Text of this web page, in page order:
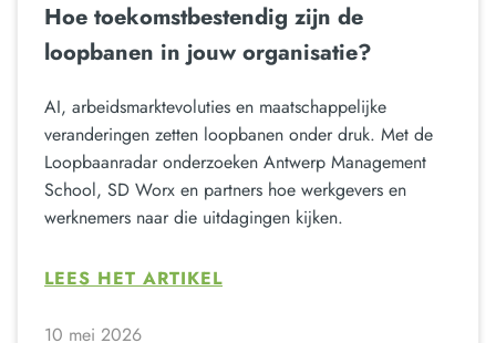
Hoe toekomstbestendig zijn de
loopbanen in jouw organisatie?
AI, arbeidsmarktevoluties en maatschappelijke
veranderingen zetten loopbanen onder druk. Met de
Loopbaanradar onderzoeken Antwerp Management
School, SD Worx en partners hoe werkgevers en
werknemers naar die uitdagingen kijken.
LEES HET ARTIKEL
10 mei 2026